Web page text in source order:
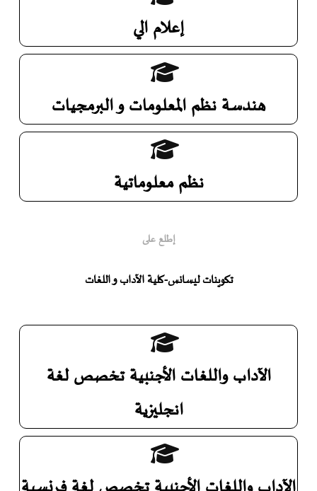
إعلام الي
هندسة نظم المعلومات و البرمجيات
نظم معلوماتية
إطلع على
تكوينات ليسانس-كلية الآداب و اللغات
الآداب واللغات الأجنبية تخصص لغة
انجليزية